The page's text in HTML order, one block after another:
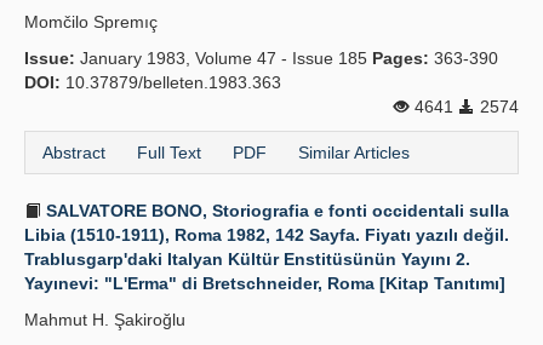
Momčilo Spremıç
Issue: January 1983, Volume 47 - Issue 185 Pages: 363-390
DOI: 10.37879/belleten.1983.363
4641
2574
Abstract Full Text PDF Similar Articles
SALVATORE BONO, Storiografia e fonti occidentali sulla
Libia (1510-1911), Roma 1982, 142 Sayfa. Fiyatı yazılı değil.
Trablusgarp'daki Italyan Kültür Enstitüsünün Yayını 2.
Yayınevi: "L'Erma" di Bretschneider, Roma [Kitap Tanıtımı]
Mahmut H. Şakiroğlu